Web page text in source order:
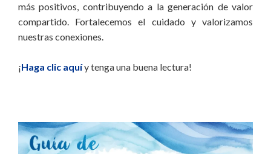
más positivos, contribuyendo a la generación de valor
compartido. Fortalecemos el cuidado y valorizamos
nuestras conexiones.
¡Haga clic aquíy tenga una buena lectura!